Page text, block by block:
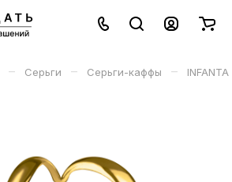
– Серьги – Серьги-каффы –